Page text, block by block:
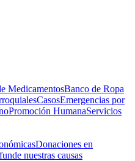
MedicamentosBanco de Ropa
CasosEmergencias por
Promoción HumanaServicios
Donaciones en
nuestras causas